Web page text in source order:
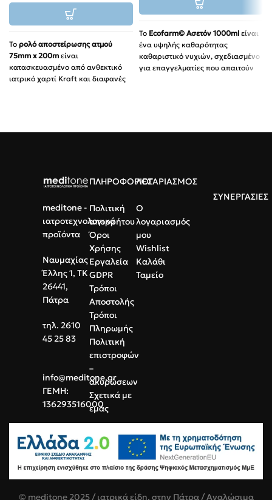
Το ρολό αποστείρωσης ατμού
75mm x 200m είναι
κατασκευασμένο από ανθεκτικό
ιατρικό χαρτί Kraft και διαφανές
Υλικό: Ιατρικό χαρτί υψηλής
Ασφάλεια: Clean peel άνοιγμα
χωρίς απελευθέρωση ινιδίων
Το Ecofarm© Ασετόν 1000ml είναι
ένα υψηλής καθαρότητας
καθαριστικό νυχιών, σχεδιασμένο
για επαγγελματίες που απαιτούν
Σχεδιασμένο να σέβεται τη
αποτρέποντας την υπερβολική
Οικονομική Συσκευασία:
1000ml με πώμα ασφαλείας για
αποφυγή εξάτμισης και
διαρροών.
meditone -
ιατροτεχνολογικά
προϊόντα
Ναυμαχίας
Έλλης 1, ΤΚ
26441,
Πάτρα
τηλ. 2610
45 25 83
info@meditone.gr
ΓΕΜΗ:
136293516000
ΠΛΗΡΟΦΟΡΙΕΣ
Πολιτική
απορρήτου
Όροι
Χρήσης
Εργαλεία
GDPR
Τρόποι
Αποστολής
Τρόποι
Πληρωμής
Πολιτική
επιστροφών
–
ακυρώσεων
Σχετικά με
εμάς
ΛΟΓΑΡΙΑΣΜΟΣ
Ο
λογαριασμός
μου
Wishlist
Καλάθι
Ταμείο
ΣΥΝΕΡΓΑΣΙΕΣ
© meditone 2025 / ιατρικά είδη, στην Πάτρα / Αναλώσιμα